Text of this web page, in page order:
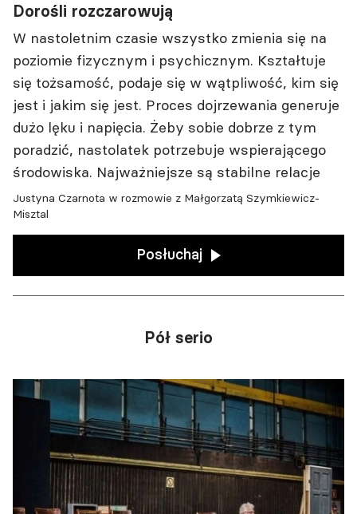
Dorośli rozczarowują
W nastoletnim czasie wszystko zmienia się na
poziomie fizycznym i psychicznym. Kształtuje
się tożsamość, podaje się w wątpliwość, kim się
jest i jakim się jest. Proces dojrzewania generuje
dużo lęku i napięcia. Żeby sobie dobrze z tym
poradzić, nastolatek potrzebuje wspierającego
środowiska. Najważniejsze są stabilne relacje
Justyna Czarnota w rozmowie z Małgorzatą Szymkiewicz-
Misztal
Posłuchaj
Pół serio